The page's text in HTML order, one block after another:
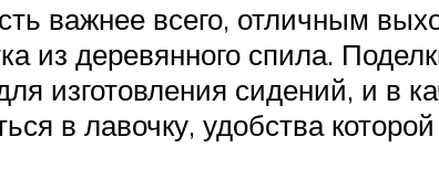
важнее всего, отличным
из деревянного спила.
изготовления сидений, и в
в лавочку, удобства